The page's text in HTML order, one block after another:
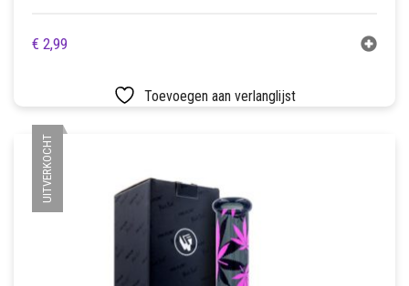
€ 2,99
Toevoegen aan verlanglijst
UITVERKOCHT